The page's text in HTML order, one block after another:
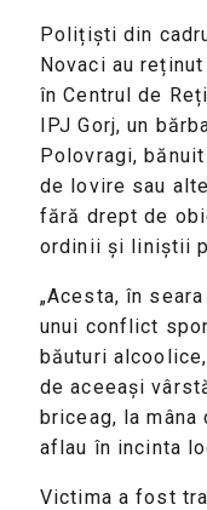
Polițiști din
Novaci au
în Centrul de
IPJ Gorj, un
Polovragi,
de lovire sau
fără drept de
ordinii și liniștii
„Acesta, în
unui conflict
băuturi
de aceeași
briceag, la
aflau în incinta
Victima a fost